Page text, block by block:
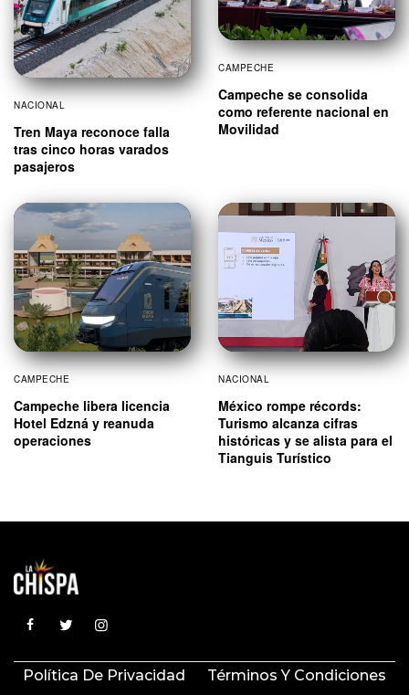
NACIONAL
Tren Maya reconoce falla
tras cinco horas varados
pasajeros
CAMPECHE
Campeche se consolida
como referente nacional en
Movilidad
CAMPECHE
Campeche libera licencia
Hotel Edzná y reanuda
operaciones
NACIONAL
México rompe récords:
Turismo alcanza cifras
históricas y se alista para el
Tianguis Turístico
Política De Privacidad Términos Y Condiciones